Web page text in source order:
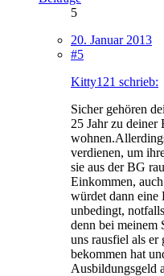
5
20. Januar 2013
#5
Kitty121 schrieb:
Sicher gehören
25 Jahr zu deiner
verdienen, um
sie aus der BG
Einkommen,
würdet dann eine
unbedingt,
denn bei meinem
uns rausfiel als er
bekommen hat
Ausbildungsgeld